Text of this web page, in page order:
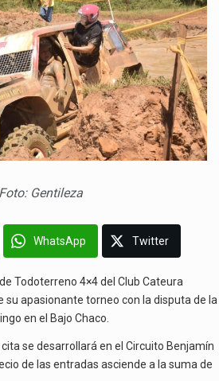
Foto: Gentileza
WhatsApp Twitter
Todoterreno 4×4 del Club Cateura
su apasionante torneo con la disputa de la
en el Bajo Chaco.
se desarrollará en el Circuito Benjamín
de las entradas asciende a la suma de